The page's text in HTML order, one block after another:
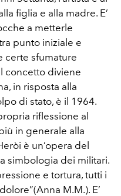
figlia e alla madre. E’
a metterle
punto iniziale e
certe sfumature
concetto diviene
in risposta alla
di stato, è il 1964.
riflessione al
in generale alla
è un’opera del
simbologia dei militari.
e tortura, tutti i
M.M.). E’